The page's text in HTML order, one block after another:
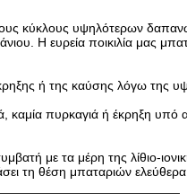
κύκλους υψηλότερων
Η ευρεία ποικιλία μας
ή της καύσης λόγω
καμία πυρκαγιά ή έκρηξη
με τα μέρη της λίθιο-
τη θέση μπαταριών